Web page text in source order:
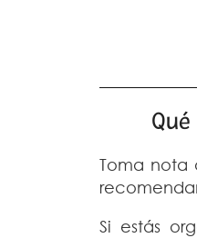
Toma nota
Si estás